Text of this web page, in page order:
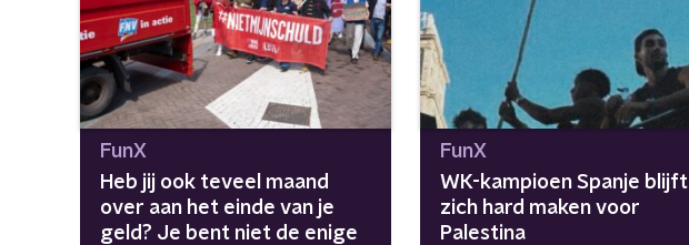
FunX
Heb jij ook teveel maand
over aan het einde van je
geld? Je bent niet de enige
FunX
WK-kampioen Spanje blijft
zich hard maken voor
Palestina